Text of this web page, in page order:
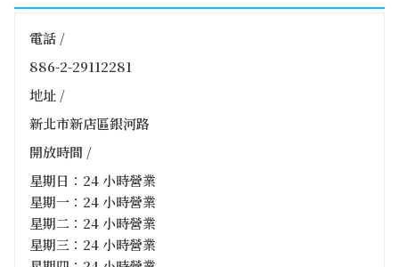
電話 /
886-2-29112281
地址 /
新北市新店區銀河路
開放時間 /
星期日：24 小時營業
星期一：24 小時營業
星期二：24 小時營業
星期三：24 小時營業